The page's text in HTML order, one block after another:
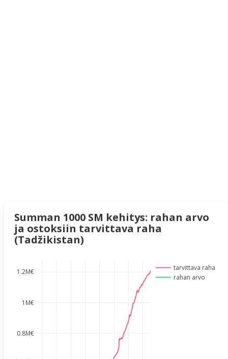
Summan 1000 SM kehitys: rahan arvo
ja ostoksiin tarvittava raha
(Tadžikistan)
0.8M€
1M€
1.2M€
tarvittava raha
rahan arvo